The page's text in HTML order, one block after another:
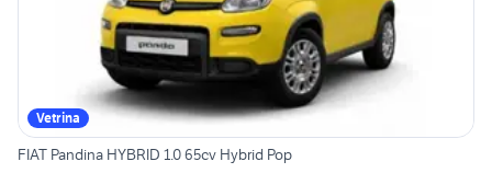
Vetrina
FIAT Pandina HYBRID 1.0 65cv Hybrid Pop